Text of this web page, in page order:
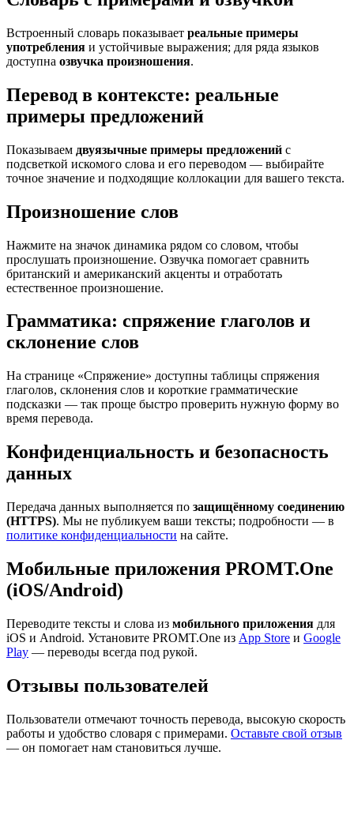
Встроенный словарь показывает реальные примеры
употребления и устойчивые выражения; для ряда языков
доступна озвучка произношения.
Перевод в контексте: реальные
примеры предложений
Показываем двуязычные примеры предложений с
подсветкой искомого слова и его переводом — выбирайте
точное значение и подходящие коллокации для вашего текста.
Произношение слов
Нажмите на значок динамика рядом со словом, чтобы
прослушать произношение. Озвучка помогает сравнить
британский и американский акценты и отработать
естественное произношение.
Грамматика: спряжение глаголов и
склонение слов
На странице «Спряжение» доступны таблицы спряжения
глаголов, склонения слов и короткие грамматические
подсказки — так проще быстро проверить нужную форму во
время перевода.
Конфиденциальность и безопасность
данных
Передача данных выполняется по защищённому соединению
(HTTPS). Мы не публикуем ваши тексты; подробности — в
политике конфиденциальности на сайте.
Мобильные приложения PROMT.One
(iOS/Android)
Переводите тексты и слова из мобильного приложения для
iOS и Android. Установите PROMT.One из App Store и Google
Play — переводы всегда под рукой.
Отзывы пользователей
Пользователи отмечают точность перевода, высокую скорость
работы и удобство словаря с примерами. Оставьте свой отзыв
— он помогает нам становиться лучше.